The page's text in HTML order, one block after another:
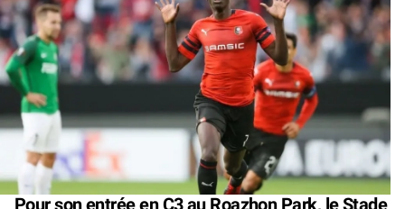
Pour son entrée en C3 au Roazhon Park, le Stade